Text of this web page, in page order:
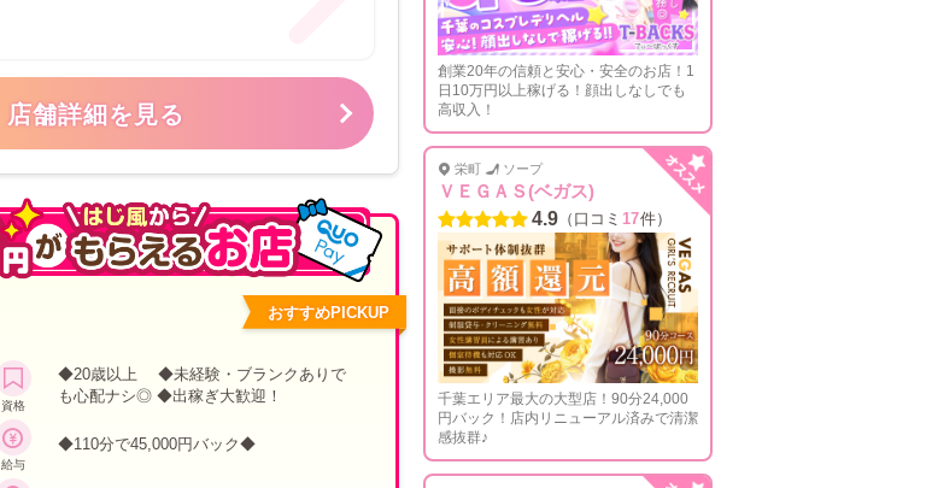
店舗詳細を見る
おすすめPICKUP
資格
◆20歳以上 ◆未経験・ブランクありで
も心配ナシ◎ ◆出稼ぎ大歓迎！
給与
◆110分で45,000円バック◆
創業20年の信頼と安心・安全のお店！1
日10万円以上稼げる！顔出しなしでも
高収入！
栄町 ソープ
ＶＥＧＡＳ(ベガス)
4.9 （口コミ 17件）
千葉エリア最大の大型店！90分24,000
円バック！店内リニューアル済みで清潔
感抜群♪